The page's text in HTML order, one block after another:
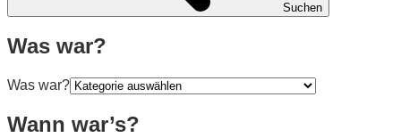
Suchen
Was war?
Was war?
Wann war’s?